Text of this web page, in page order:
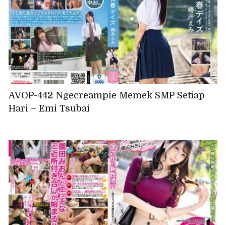
AVOP-442 Ngecreampie Memek SMP Setiap
Hari – Emi Tsubai